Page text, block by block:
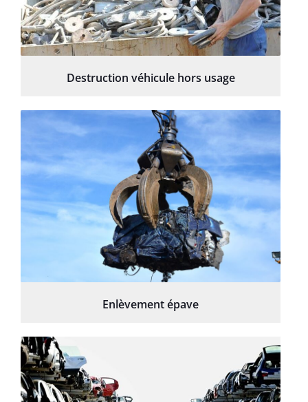
Destruction véhicule hors usage
Enlèvement épave